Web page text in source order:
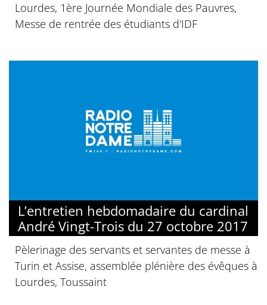
Lourdes, 1ère Journée Mondiale des Pauvres,
Messe de rentrée des étudiants d'IDF
L’entretien hebdomadaire du cardinal
André Vingt-Trois du 27 octobre 2017
Pèlerinage des servants et servantes de messe à
Turin et Assise, assemblée plénière des évêques à
Lourdes, Toussaint